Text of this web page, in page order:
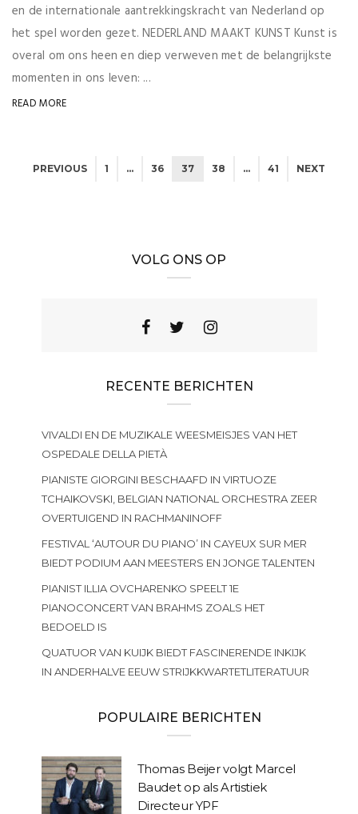
en de internationale aantrekkingskracht van Nederland op
het spel worden gezet. NEDERLAND MAAKT KUNST Kunst is
overal om ons heen en diep verweven met de belangrijkste
momenten in ons leven: ...
READ MORE
PREVIOUS 1 … 36 37 38 … 41 NEXT
VOLG ONS OP
RECENTE BERICHTEN
VIVALDI EN DE MUZIKALE WEESMEISJES VAN HET
OSPEDALE DELLA PIETÀ
PIANISTE GIORGINI BESCHAAFD IN VIRTUOZE
TCHAIKOVSKI, BELGIAN NATIONAL ORCHESTRA ZEER
OVERTUIGEND IN RACHMANINOFF
FESTIVAL ‘AUTOUR DU PIANO’ IN CAYEUX SUR MER
BIEDT PODIUM AAN MEESTERS EN JONGE TALENTEN
PIANIST ILLIA OVCHARENKO SPEELT 1E
PIANOCONCERT VAN BRAHMS ZOALS HET
BEDOELD IS
QUATUOR VAN KUIJK BIEDT FASCINERENDE INKIJK
IN ANDERHALVE EEUW STRIJKKWARTETLITERATUUR
POPULAIRE BERICHTEN
Thomas Beijer volgt Marcel
Baudet op als Artistiek
Directeur YPF